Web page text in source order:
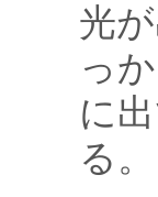
光
っ
に
る。